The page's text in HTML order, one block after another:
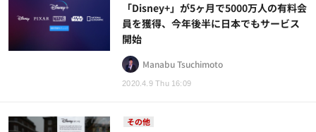
2020.4.9 Thu 16:09
「Disney+」が5ヶ月で5000万人の有料会
員を獲得、今年後半に日本でもサービス
開始
Manabu Tsuchimoto
その他